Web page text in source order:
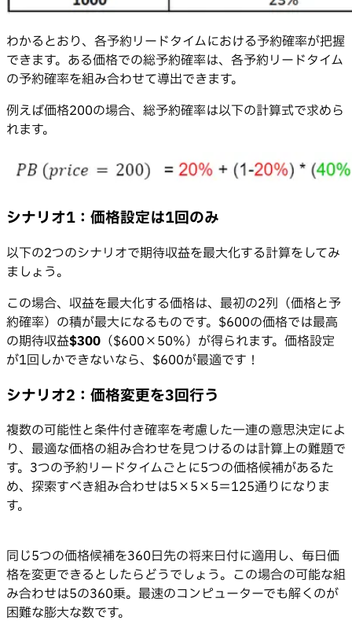
わかるとおり、各予約リードタイムにおける予約確率が把握
できます。ある価格での総予約確率は、各予約リードタイム
の予約確率を組み合わせて導出できます。
例えば価格200の場合、総予約確率は以下の計算式で求めら
れます。
シナリオ1：価格設定は1回のみ
以下の2つのシナリオで期待収益を最大化する計算をしてみ
ましょう。
この場合、収益を最大化する価格は、最初の2列（価格と予
約確率）の積が最大になるものです。$600の価格では最高
の期待収益$300 （$600×50%）が得られます。価格設定
が1回しかできないなら、$600が最適です！
シナリオ2：価格変更を3回行う
複数の可能性と条件付き確率を考慮した一連の意思決定によ
り、最適な価格の組み合わせを見つけるのは計算上の難題で
す。3つの予約リードタイムごとに5つの価格候補があるた
め、探索すべき組み合わせは5×5×5＝125通りになりま
す。
同じ5つの価格候補を360日先の将来日付に適用し、毎日価
格を変更できるとしたらどうでしょう。この場合の可能な組
み合わせは5の360乗。最速のコンピューターでも解くのが
困難な膨大な数です。